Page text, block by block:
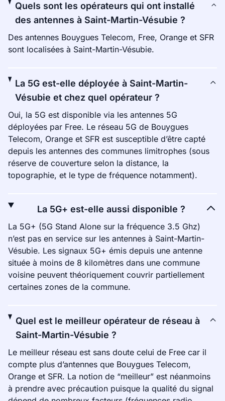
Quels sont les opérateurs qui ont installé
des antennes à Saint-Martin-Vésubie ?
Des antennes Bouygues Telecom, Free, Orange et SFR
sont localisées à Saint-Martin-Vésubie.
La 5G est-elle déployée à Saint-Martin-
Vésubie et chez quel opérateur ?
Oui, la 5G est disponible via les antennes 5G
déployées par Free. Le réseau 5G de Bouygues
Telecom, Orange et SFR est susceptible d’être capté
depuis les antennes des communes limitrophes (sous
réserve de couverture selon la distance, la
topographie, et le type de fréquence notamment).
La 5G+ est-elle aussi disponible ?
La 5G+ (5G Stand Alone sur la fréquence 3.5 Ghz)
n’est pas en service sur les antennes à Saint-Martin-
Vésubie. Les signaux 5G+ émis depuis une antenne
située à moins de 8 kilomètres dans une commune
voisine peuvent théoriquement couvrir partiellement
certaines zones de la commune.
Quel est le meilleur opérateur de réseau à
Saint-Martin-Vésubie ?
Le meilleur réseau est sans doute celui de Free car il
compte plus d’antennes que Bouygues Telecom,
Orange et SFR. La notion de “meilleur” est néanmoins
à prendre avec précaution puisque la qualité du signal